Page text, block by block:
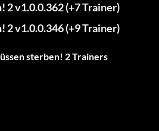
2 v1.0.0.362 (+7 Trainer)
2 v1.0.0.346 (+9 Trainer)
sterben! 2 Trainers